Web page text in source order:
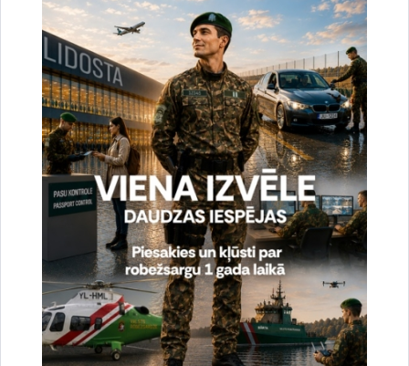
Vai šī informācija bija noderīga?